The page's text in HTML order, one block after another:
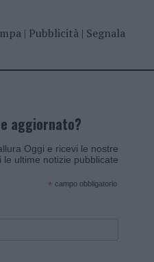
| Pubblicità| Segnala
aggiornato?
Oggi e ricevi le nostre
ultime notizie pubblicate
* campo obbligatorio